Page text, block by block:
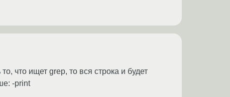
что ищет grep, то вся строка и будет
-print